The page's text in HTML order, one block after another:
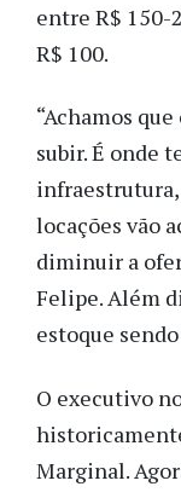
entre R$ 150-
R$ 100.
“Achamos
subir. É onde
infraestrutura,
locações vão
diminuir a
Felipe. Além
estoque
O executivo
Marginal.